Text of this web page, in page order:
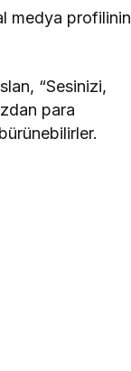
medya profilinin
“Sesinizi,
para